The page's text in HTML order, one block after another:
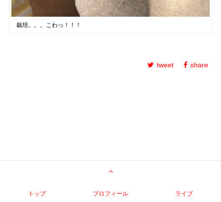
栽培。。。こわっ！！！
tweet share
トップ プロフィール ライブ